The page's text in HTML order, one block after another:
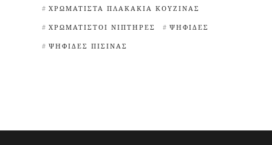
ΧΡΩΜΑΤΙΣΤΆ ΠΛΑΚΆΚΙΑ ΚΟΥΖΊΝΑΣ
ΧΡΩΜΑΤΙΣΤΟΊ ΝΙΠΤΉΡΕΣ ΨΗΦΊΔΕΣ
ΨΗΦΊΔΕΣ ΠΙΣΊΝΑΣ